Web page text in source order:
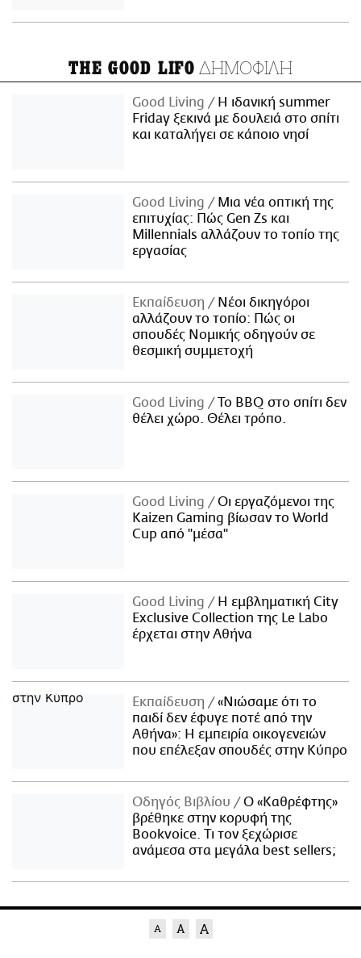
THE GOOD LIFO ΔΗΜΟΦΙΛΗ
Good Living
Η ιδανική summer
Friday ξεκινά με δουλειά στο σπίτι
και καταλήγει σε κάποιο νησί
Good Living
Μια νέα οπτική της
επιτυχίας: Πώς Gen Zs και
Millennials αλλάζουν το τοπίο της
εργασίας
Εκπαίδευση
Νέοι δικηγόροι
αλλάζουν το τοπίο: Πώς οι
σπουδές Νομικής οδηγούν σε
θεσμική συμμετοχή
Good Living
Το BBQ στο σπίτι δεν
θέλει χώρο. Θέλει τρόπο.
Good Living
Οι εργαζόμενοι της
Kaizen Gaming βίωσαν το World
Cup από "μέσα"
Good Living
Η εμβληματική City
Exclusive Collection της Le Labo
έρχεται στην Αθήνα
Εκπαίδευση
«Νιώσαμε ότι το
παιδί δεν έφυγε ποτέ από την
Αθήνα»: Η εμπειρία οικογενειών
που επέλεξαν σπουδές στην Κύπρο
Οδηγός Βιβλίου
Ο «Καθρέφτης»
βρέθηκε στην κορυφή της
Bookvoice. Τι τον ξεχώρισε
ανάμεσα στα μεγάλα best sellers;